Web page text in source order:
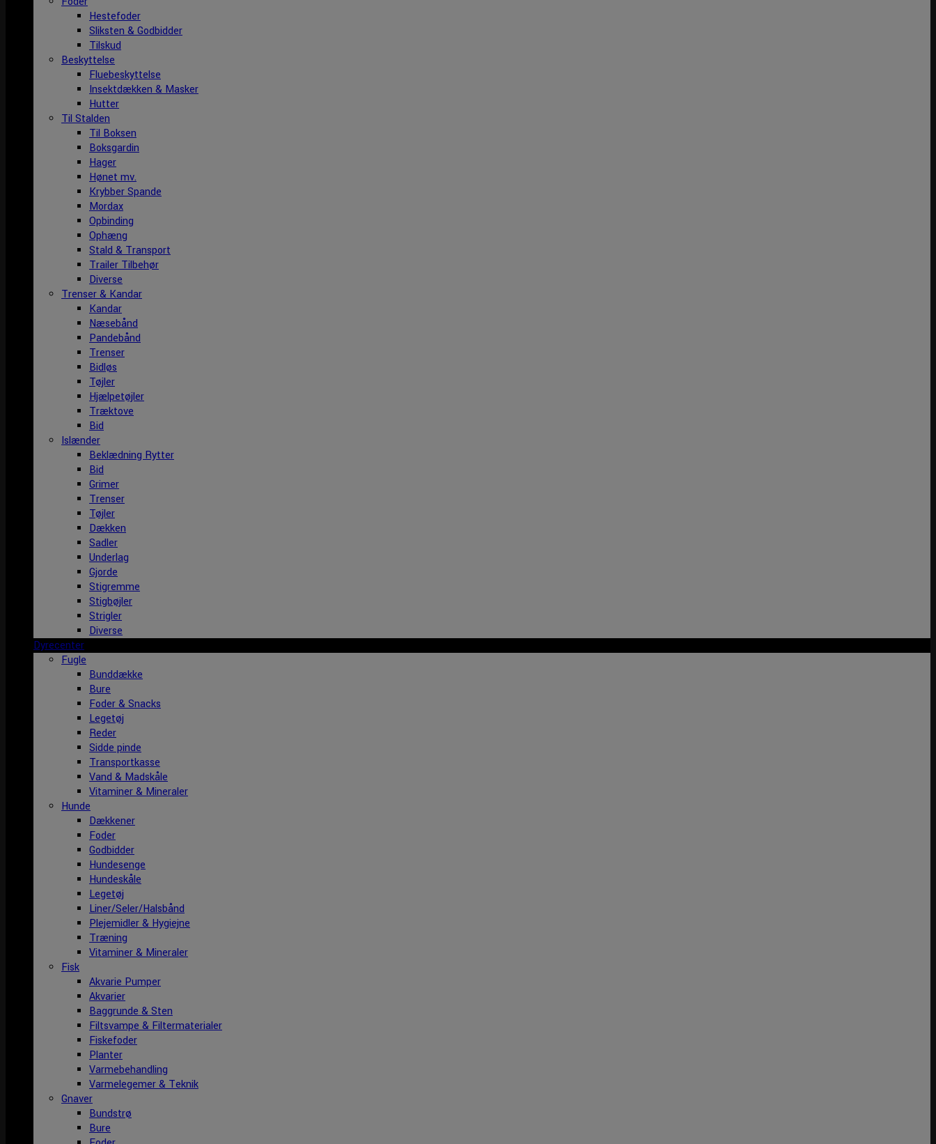
Hestefoder
Sliksten & Godbidder
Tilskud
Beskyttelse
Fluebeskyttelse
Insektdækken & Masker
Hutter
Til Stalden
Til Boksen
Boksgardin
Hager
Hønet mv.
Krybber Spande
Mordax
Opbinding
Ophæng
Stald & Transport
Trailer Tilbehør
Diverse
Trenser & Kandar
Kandar
Næsebånd
Pandebånd
Trenser
Bidløs
Tøjler
Hjælpetøjler
Træktove
Bid
Islænder
Beklædning Rytter
Bid
Grimer
Trenser
Tøjler
Dækken
Sadler
Underlag
Gjorde
Stigremme
Stigbøjler
Strigler
Diverse
Dyrecenter
Fugle
Bunddække
Bure
Foder & Snacks
Legetøj
Reder
Sidde pinde
Transportkasse
Vand & Madskåle
Vitaminer & Mineraler
Hunde
Dækkener
Foder
Godbidder
Hundesenge
Hundeskåle
Legetøj
Liner/Seler/Halsbånd
Plejemidler & Hygiejne
Træning
Vitaminer & Mineraler
Fisk
Akvarie Pumper
Akvarier
Baggrunde & Sten
Filtsvampe & Filtermaterialer
Fiskefoder
Planter
Varmebehandling
Varmelegemer & Teknik
Gnaver
Bundstrø
Bure